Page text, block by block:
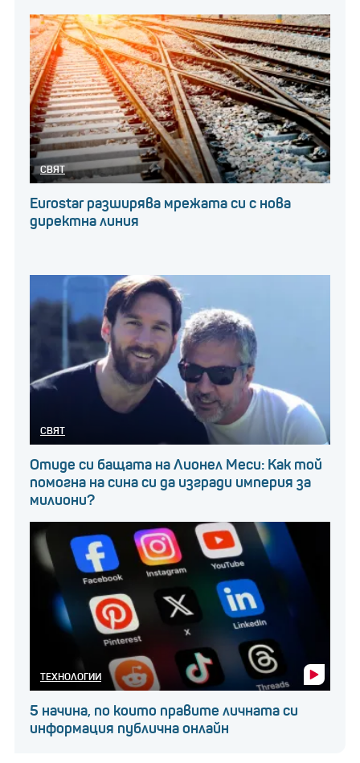
СВЯТ
Eurostar разширява мрежата си с нова
директна линия
СВЯТ
Отиде си бащата на Лионел Меси: Как той
помогна на сина си да изгради империя за
милиони?
ТЕХНОЛОГИИ
5 начина, по които правите личната си
информация публична онлайн